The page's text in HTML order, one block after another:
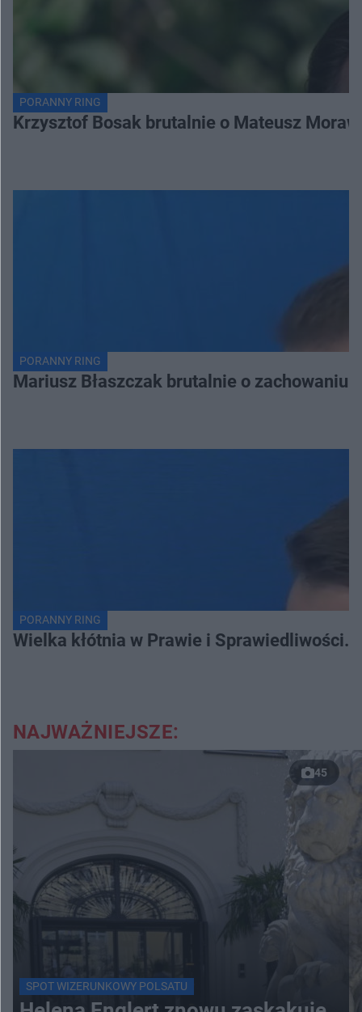
PORANNY RING
Krzysztof Bosak brutalnie o Mateusz
PORANNY RING
Mariusz Błaszczak brutalnie o zachowaniu
PORANNY RING
Wielka kłótnia w Prawie i Sprawiedliwości.
NAJWAŻNIEJSZE:
45
SPOT WIZERUNKOWY POLSATU